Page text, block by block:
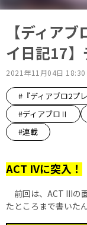
【ディア
イ日記17
2021年11月04日 18:30
#『ディアブロ2プ
#ディアブロⅡ
#連載
ACT IVに突入！
前回は、ACT IIIの
たところまで書いた